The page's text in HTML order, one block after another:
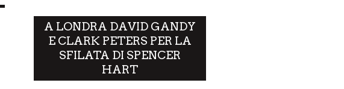
A LONDRA DAVID GANDY
E CLARK PETERS PER LA
SFILATA DI SPENCER
HART